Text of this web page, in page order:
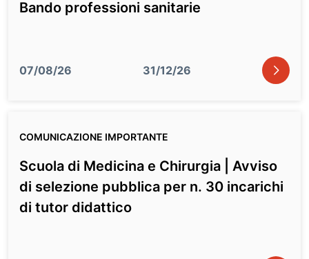
Bando professioni sanitarie
07/08/26 31/12/26 icon
COMUNICAZIONE IMPORTANTE
Scuola di Medicina e Chirurgia | Avviso
di selezione pubblica per n. 30 incarichi
di tutor didattico